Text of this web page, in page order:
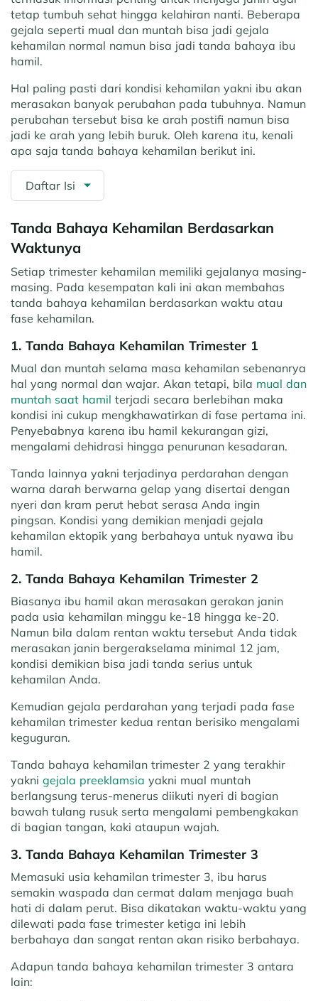
tetap tumbuh sehat hingga kelahiran nanti. Beberapa
gejala seperti mual dan muntah bisa jadi gejala
kehamilan normal namun bisa jadi tanda bahaya ibu
hamil.
Hal paling pasti dari kondisi kehamilan yakni ibu akan
merasakan banyak perubahan pada tubuhnya. Namun
perubahan tersebut bisa ke arah postifi namun bisa
jadi ke arah yang lebih buruk. Oleh karena itu, kenali
apa saja tanda bahaya kehamilan berikut ini.
Daftar Isi
Tanda Bahaya Kehamilan Berdasarkan
Waktunya
Setiap trimester kehamilan memiliki gejalanya masing-
masing. Pada kesempatan kali ini akan membahas
tanda bahaya kehamilan berdasarkan waktu atau
fase kehamilan.
1. Tanda Bahaya Kehamilan Trimester 1
Mual dan muntah selama masa kehamilan sebenanrya
hal yang normal dan wajar. Akan tetapi, bila mual dan
muntah saat hamil terjadi secara berlebihan maka
kondisi ini cukup mengkhawatirkan di fase pertama ini.
Penyebabnya karena ibu hamil kekurangan gizi,
mengalami dehidrasi hingga penurunan kesadaran.
Tanda lainnya yakni terjadinya perdarahan dengan
warna darah berwarna gelap yang disertai dengan
nyeri dan kram perut hebat serasa Anda ingin
pingsan. Kondisi yang demikian menjadi gejala
kehamilan ektopik yang berbahaya untuk nyawa ibu
hamil.
2. Tanda Bahaya Kehamilan Trimester 2
Biasanya ibu hamil akan merasakan gerakan janin
pada usia kehamilan minggu ke-18 hingga ke-20.
Namun bila dalam rentan waktu tersebut Anda tidak
merasakan janin bergerakselama minimal 12 jam,
kondisi demikian bisa jadi tanda serius untuk
kehamilan Anda.
Kemudian gejala perdarahan yang terjadi pada fase
kehamilan trimester kedua rentan berisiko mengalami
keguguran.
Tanda bahaya kehamilan trimester 2 yang terakhir
yakni gejala preeklamsia yakni mual muntah
berlangsung terus-menerus diikuti nyeri di bagian
bawah tulang rusuk serta mengalami pembengkakan
di bagian tangan, kaki ataupun wajah.
3. Tanda Bahaya Kehamilan Trimester 3
Memasuki usia kehamilan trimester 3, ibu harus
semakin waspada dan cermat dalam menjaga buah
hati di dalam perut. Bisa dikatakan waktu-waktu yang
dilewati pada fase trimester ketiga ini lebih
berbahaya dan sangat rentan akan risiko berbahaya.
Adapun tanda bahaya kehamilan trimester 3 antara
lain: